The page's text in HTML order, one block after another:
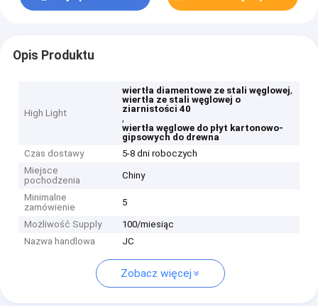
Opis Produktu
High Light
wiertła diamentowe ze stali węglowej,
wiertła ze stali węglowej o
ziarnistości 40
,
wiertła węglowe do płyt kartonowo-
gipsowych do drewna
Czas dostawy
5-8 dni roboczych
Miejsce
pochodzenia
Chiny
Minimalne
zamówienie
5
Możliwość Supply
100/miesiąc
Nazwa handlowa
JC
Zobacz więcej